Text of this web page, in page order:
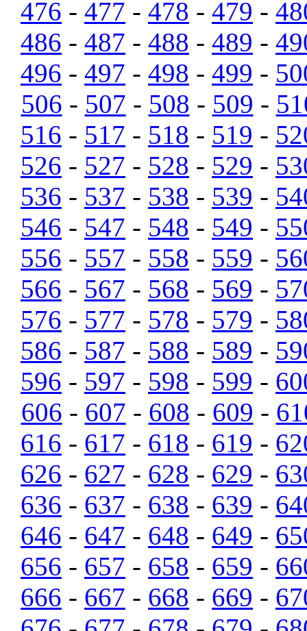
476 - 477 - 478 - 479 -
486 - 487 - 488 - 489 -
496 - 497 - 498 - 499 -
506 - 507 - 508 - 509 -
516 - 517 - 518 - 519 -
526 - 527 - 528 - 529 -
536 - 537 - 538 - 539 -
546 - 547 - 548 - 549 -
556 - 557 - 558 - 559 -
566 - 567 - 568 - 569 -
576 - 577 - 578 - 579 -
586 - 587 - 588 - 589 -
596 - 597 - 598 - 599 -
606 - 607 - 608 - 609 -
616 - 617 - 618 - 619 -
626 - 627 - 628 - 629 -
636 - 637 - 638 - 639 -
646 - 647 - 648 - 649 -
656 - 657 - 658 - 659 -
666 - 667 - 668 - 669 -